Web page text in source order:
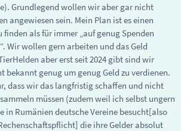
Grundlegend wollen wir aber gar nicht
angewiesen sein. Mein Plan ist es einen
finden als für immer „auf genug Spenden
Wir wollen gern arbeiten und das Geld
aber erst seit 2024 gibt sind wir
bekannt genug um genug Geld zu verdienen.
dass wir das langfristig schaffen und nicht
müssen (zudem weil ich selbst ungern
in Rumänien deutsche Vereine besucht[also
die ihre Gelder absolut